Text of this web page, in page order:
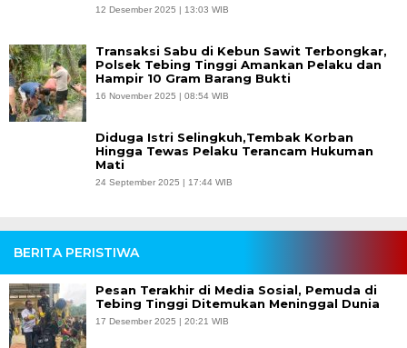
12 Desember 2025 | 13:03 WIB
Transaksi Sabu di Kebun Sawit Terbongkar,
Polsek Tebing Tinggi Amankan Pelaku dan
Hampir 10 Gram Barang Bukti
16 November 2025 | 08:54 WIB
Diduga Istri Selingkuh,Tembak Korban
Hingga Tewas Pelaku Terancam Hukuman
Mati
24 September 2025 | 17:44 WIB
BERITA PERISTIWA
Pesan Terakhir di Media Sosial, Pemuda di
Tebing Tinggi Ditemukan Meninggal Dunia
17 Desember 2025 | 20:21 WIB